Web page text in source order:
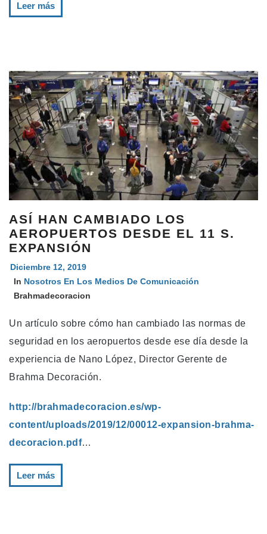
Leer más
ASÍ HAN CAMBIADO LOS
AEROPUERTOS DESDE EL 11 S.
EXPANSIÓN
Diciembre 12, 2019
In Nosotros En Los Medios De Comunicación
Brahmadecoracion
Un artículo sobre cómo han cambiado las normas de
seguridad en los aeropuertos desde ese día desde la
experiencia de Nano López, Director Gerente de
Brahma Decoración.
http://brahmadecoracion.es/wp-
content/uploads/2019/12/00012-expansion-brahma-
decoracion.pdf…
Leer más